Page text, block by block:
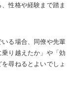
性格や経験まで踏ま
る場合、同僚や先輩
り越えたか」や「効
尋ねるとよいでしょ